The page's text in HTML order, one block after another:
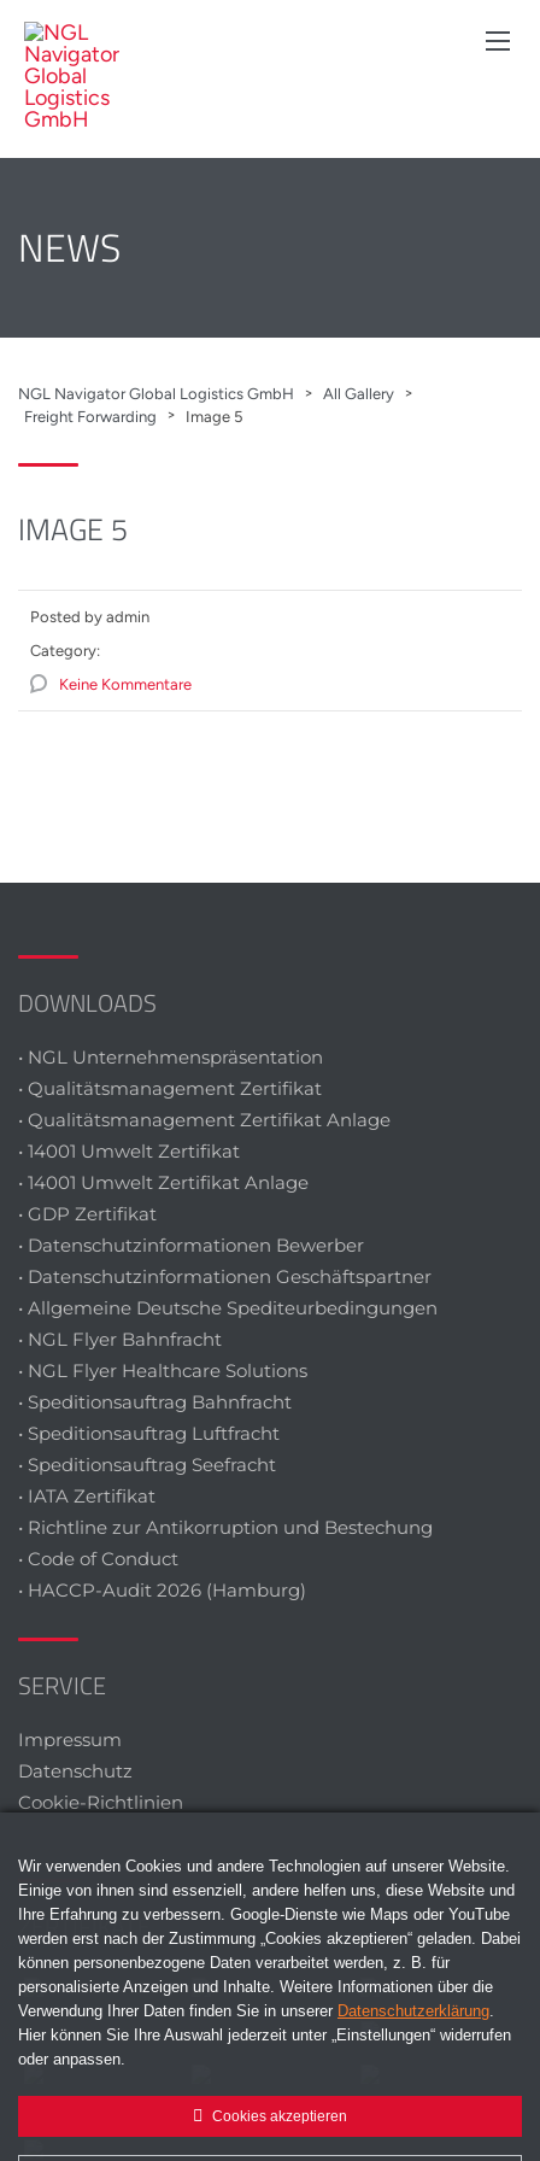
NEWS
NGL Navigator Global Logistics GmbH > All Gallery
>
Freight Forwarding
> Image 5
IMAGE 5
Posted by admin
Category:
Keine Kommentare
DOWNLOADS
• NGL Unternehmenspräsentation
• Qualitätsmanagement Zertifikat
• Qualitätsmanagement Zertifikat Anlage
• 14001 Umwelt Zertifikat
• 14001 Umwelt Zertifikat Anlage
• GDP Zertifikat
• Datenschutzinformationen Bewerber
• Datenschutzinformationen Geschäftspartner
• Allgemeine Deutsche Spediteurbedingungen
• NGL Flyer Bahnfracht
• NGL Flyer Healthcare Solutions
• Speditionsauftrag Bahnfracht
• Speditionsauftrag Luftfracht
• Speditionsauftrag Seefracht
• IATA Zertifikat
• Richtline zur Antikorruption und Bestechung
• Code of Conduct
• HACCP-Audit 2026 (Hamburg)
SERVICE
Impressum
Datenschutz
Cookie-Richtlinien
ZERTIFIKATE
Wir verwenden Cookies und andere Technologien auf unserer Website.
Einige von ihnen sind essenziell, andere helfen uns, diese Website und
Ihre Erfahrung zu verbessern. Google-Dienste wie Maps oder YouTube
werden erst nach der Zustimmung „Cookies akzeptieren“ geladen. Dabei
können personenbezogene Daten verarbeitet werden, z. B. für
personalisierte Anzeigen und Inhalte. Weitere Informationen über die
Verwendung Ihrer Daten finden Sie in unserer Datenschutzerklärung.
Hier können Sie Ihre Auswahl jederzeit unter „Einstellungen“ widerrufen
oder anpassen.
Cookies akzeptieren